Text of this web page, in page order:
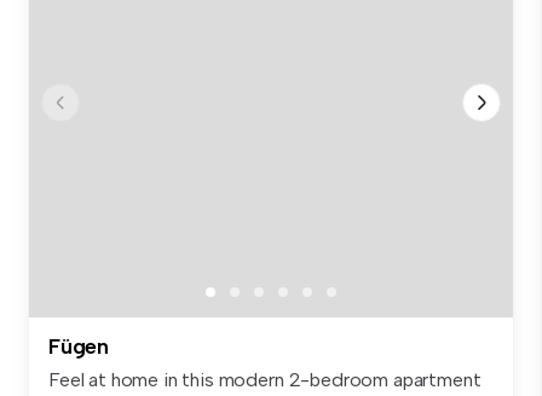
Fügen
Feel at home in this modern 2-bedroom apartment